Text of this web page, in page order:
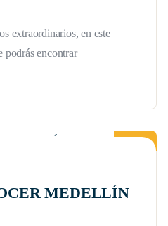
extraordinarios, en este
podrás encontrar
14
MEDELLÍN